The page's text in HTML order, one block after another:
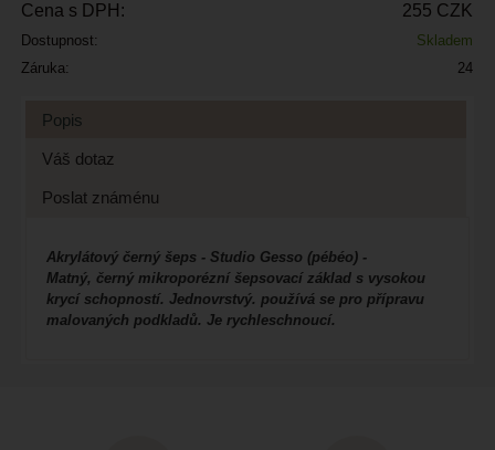
Cena s DPH: 255 CZK
Dostupnost:
Skladem
Záruka:
24
Popis
Váš dotaz
Poslat známénu
Akrylátový černý šeps - Studio Gesso (pébéo) -
Matný, černý mikroporézní šepsovací základ s vysokou
krycí schopností. Jednovrstvý. používá se pro přípravu
malovaných podkladů. Je rychleschnoucí.